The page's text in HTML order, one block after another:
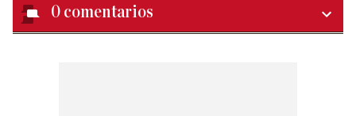
0 comentarios